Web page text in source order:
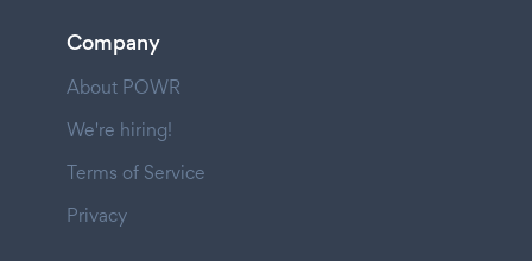
Company
About POWR
We're hiring!
Terms of Service
Privacy